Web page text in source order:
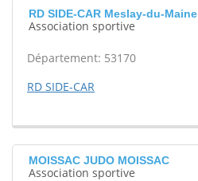
RD SIDE-CAR Meslay-du-Maine
Association sportive
Département: 53170
RD SIDE-CAR
MOISSAC JUDO MOISSAC
Association sportive